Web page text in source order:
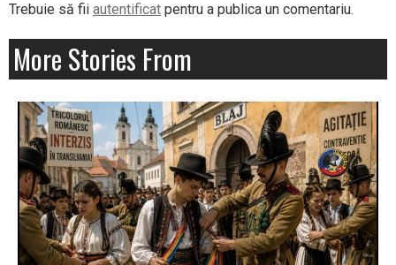
Trebuie să fii autentificat pentru a publica un comentariu.
More Stories From